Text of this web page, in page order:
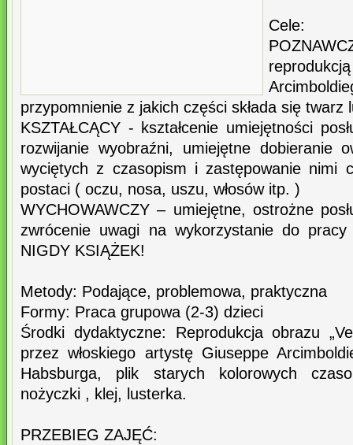
Cele:
przypomnienie z jakich części składa się twarz
KSZTAŁCĄCY - kształcenie umiejętności
rozwijanie wyobraźni, umiejętne dobieranie
wyciętych z czasopism i zastępowanie nimi
postaci ( oczu, nosa, uszu, włosów itp. )
WYCHOWAWCZY – umiejętne, ostrożne
zwrócenie uwagi na wykorzystanie do
NIGDY KSIĄŻEK!
Metody: Podające, problemowa, praktyczna
Formy: Praca grupowa (2-3) dzieci
Środki dydaktyczne: Reprodukcja obrazu
przez włoskiego artystę Giuseppe
Habsburga, plik starych kolorowych
nożyczki , klej, lusterka.
PRZEBIEG ZAJĘĆ: